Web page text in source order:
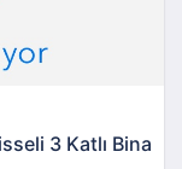
3 Katlı Bina